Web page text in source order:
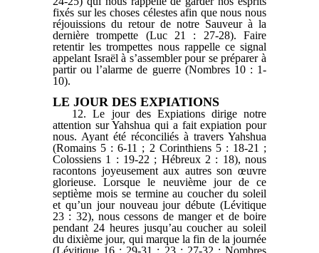
fixés sur les choses célestes afin que nous nous
réjouissions du retour de notre Sauveur à la
dernière trompette (Luc 21 : 27-28). Faire
retentir les trompettes nous rappelle ce signal
appelant Israël à s’assembler pour se préparer à
partir ou l’alarme de guerre (Nombres 10 : 1-
10).
LE JOUR DES EXPIATIONS
12. Le jour des Expiations dirige notre
attention sur Yahshua qui a fait expiation pour
nous. Ayant été réconciliés à travers Yahshua
(Romains 5 : 6-11 ; 2 Corinthiens 5 : 18-21 ;
Colossiens 1 : 19-22 ; Hébreux 2 : 18), nous
racontons joyeusement aux autres son œuvre
glorieuse. Lorsque le neuvième jour de ce
septième mois se termine au coucher du soleil
et qu’un jour nouveau jour débute (Lévitique
23 : 32), nous cessons de manger et de boire
pendant 24 heures jusqu’au coucher au soleil
du dixième jour, qui marque la fin de la journée
(Lévitique 16 : 29-31 ; 23 : 27-32 ; Nombres